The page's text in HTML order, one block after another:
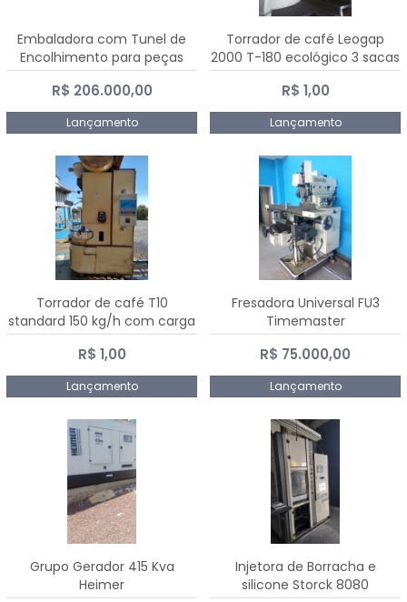
Embaladora com Tunel de
Encolhimento para peças
grandes portas janelas -
Dalmak
R$ 206.000,00
Lançamento
Torrador de café Leogap
2000 T-180 ecológico 3 sacas
de carga 540 kg/h
R$ 1,00
Lançamento
Torrador de café T10
standard 150 kg/h com carga
de 10 kg
R$ 1,00
Lançamento
Fresadora Universal FU3
Timemaster
R$ 75.000,00
Lançamento
Grupo Gerador 415 Kva
Heimer
Injetora de Borracha e
silicone Storck 8080